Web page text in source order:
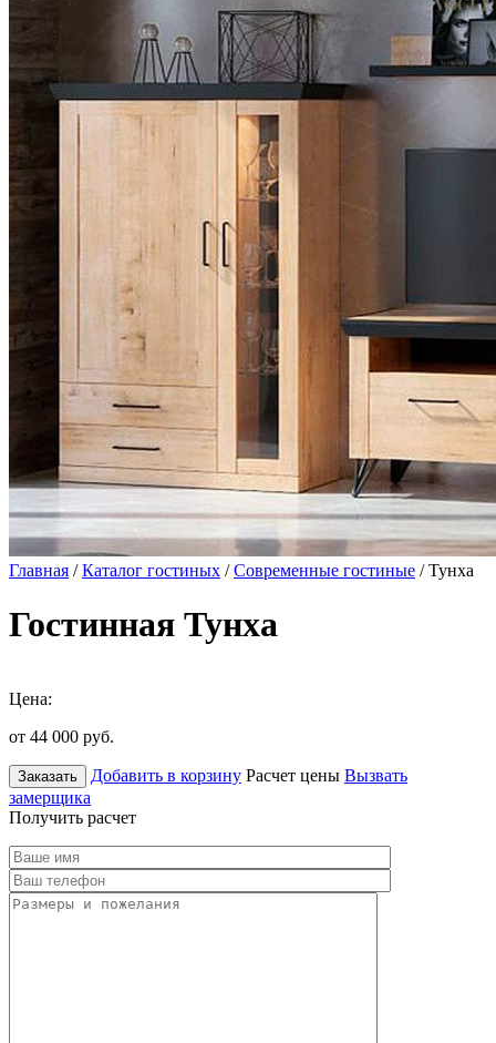
Главная /Каталог гостиных /Современные гостиные / Тунха
Гостинная Тунха
Цена:
от 44 000 руб.
Заказать Добавить в корзину Расчет цены Вызвать
замерщика
Получить расчет